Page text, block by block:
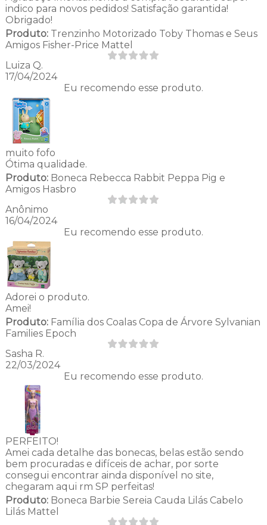
indico para novos pedidos! Satisfação garantida!
Obrigado!
Produto:Trenzinho Motorizado Toby Thomas e Seus
Amigos Fisher-Price Mattel
Luiza Q.
17/04/2024
Eu recomendo esse produto.
muito fofo
Ótima qualidade.
Produto:Boneca Rebecca Rabbit Peppa Pig e
Amigos Hasbro
Anônimo
16/04/2024
Eu recomendo esse produto.
Adorei o produto.
Amei!
Produto:Família dos Coalas Copa de Árvore Sylvanian
Families Epoch
Sasha R.
22/03/2024
Eu recomendo esse produto.
PERFEITO!
Amei cada detalhe das bonecas, belas estão sendo
bem procuradas e difíceis de achar, por sorte
consegui encontrar ainda disponível no site,
chegaram aqui rm SP perfeitas!
Produto:Boneca Barbie Sereia Cauda Lilás Cabelo
Lilás Mattel